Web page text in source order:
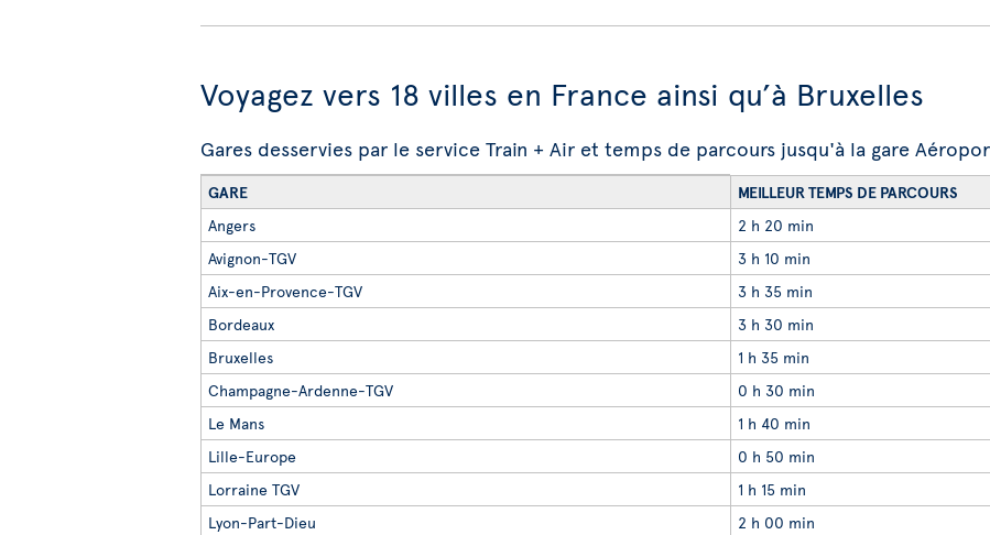
Voyagez vers 18 villes en France ainsi qu’à Bruxelles
Gares desservies par le service Train + Air et temps de parcours jusqu'à la gare
GARE
MEILLEUR TEMPS DE PARCOURS
Angers
2 h 20 min
Avignon-TGV
3 h 10 min
Aix-en-Provence-TGV
3 h 35 min
Bordeaux
3 h 30 min
Bruxelles
1 h 35 min
Champagne-Ardenne-TGV
0 h 30 min
Le Mans
1 h 40 min
Lille-Europe
0 h 50 min
Lorraine TGV
1 h 15 min
Lyon-Part-Dieu
2 h 00 min